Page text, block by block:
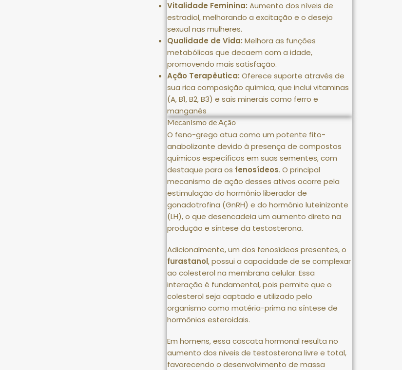
Vitalidade Feminina: Aumento dos níveis de
estradiol, melhorando a excitação e o desejo
sexual nas mulheres.
Qualidade de Vida: Melhora as funções
metabólicas que decaem com a idade,
promovendo mais satisfação.
Ação Terapêutica: Oferece suporte através de
sua rica composição química, que inclui vitaminas
(A, B1, B2, B3) e sais minerais como ferro e
manganês
Mecanismo de Ação
O feno-grego atua como um potente fito-
anabolizante devido à presença de compostos
químicos específicos em suas sementes, com
destaque para os fenosídeos.O principal
mecanismo de ação desses ativos ocorre pela
estimulação do hormônio liberador de
gonadotrofina (GnRH) e do hormônio luteinizante
(LH), o que desencadeia um aumento direto na
produção e síntese da testosterona.
Adicionalmente, um dos fenosídeos presentes, o
furastanol, possui a capacidade de se complexar
ao colesterol na membrana celular.Essa
interação é fundamental, pois permite que o
colesterol seja captado e utilizado pelo
organismo como matéria-prima na síntese de
hormônios esteroidais.
Em homens, essa cascata hormonal resulta no
aumento dos níveis de testosterona livre e total,
favorecendo o desenvolvimento de massa